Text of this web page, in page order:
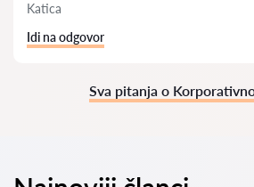
Katica
Idi na odgovor
Sva pitanja o